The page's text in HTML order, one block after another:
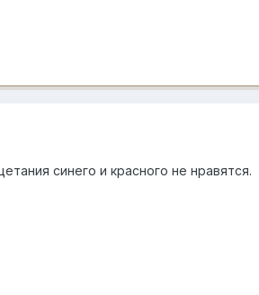
синего и красного не нравятся.